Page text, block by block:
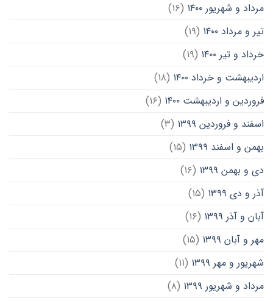
مرداد و شهریور ۱۴۰۰
(۱۶)
تیر و مرداد ۱۴۰۰
(۱۹)
خرداد و تیر ۱۴۰۰
(۱۹)
اردیبهشت و خرداد ۱۴۰۰
(۱۸)
فروردین و اردیبهشت ۱۴۰۰
(۱۶)
اسفند و فروردین ۱۳۹۹
(۳)
بهمن و اسفند ۱۳۹۹
(۱۵)
دی و بهمن ۱۳۹۹
(۱۶)
آذر و دی ۱۳۹۹
(۱۵)
آبان و آذر ۱۳۹۹
(۱۶)
مهر و آبان ۱۳۹۹
(۱۵)
شهریور و مهر ۱۳۹۹
(۱۱)
مرداد و شهریور ۱۳۹۹
(۸)